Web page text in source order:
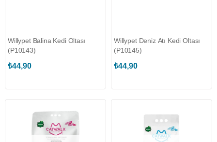
Willypet Balina Kedi Oltası
(P10143)
₺44,90
Willypet Deniz Atı Kedi Oltası
(P10145)
₺44,90